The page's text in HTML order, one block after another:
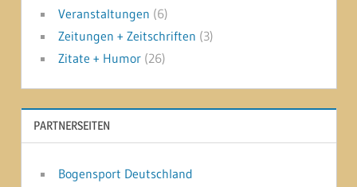
Veranstaltungen (6)
Zeitungen + Zeitschriften (3)
Zitate + Humor(26)
PARTNERSEITEN
Bogensport Deutschland